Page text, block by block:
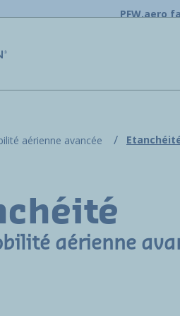
PFW.aero
aérienne avancée
aérienne